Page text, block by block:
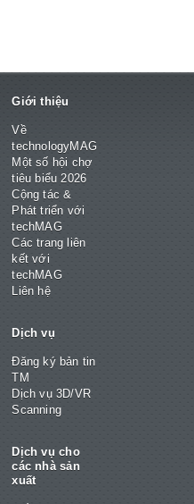
Giới thiệu
Về
technologyMAG
Một số hội chợ
tiêu biểu 2026
Cộng tác &
Phát triển với
techMAG
Các trang liên
kết với
techMAG
Liên hệ
Dịch vụ
Đăng ký bản tin
TM
Dịch vụ 3D/VR
Scanning
Dịch vụ cho
các nhà sản
xuất